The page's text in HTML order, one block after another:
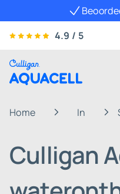
4.9 / 5
Home In
Culligan